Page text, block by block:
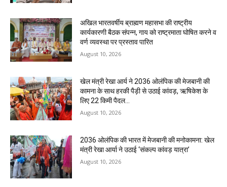
अखिल भारतवर्षीय ब्राह्मण महासभा की राष्ट्रीय
कार्यकारणी बैठक संपन्न, गाय को राष्ट्रमाता घोषित करने व
वर्ण व्यवस्था पर प्रस्ताव पारित
August 10, 2026
खेल मंत्री रेखा आर्य ने 2036 ओलंपिक की मेजबानी की
कामना के साथ हरकी पैड़ी से उठाई कांवड़, ऋषिकेश के
लिए 22 किमी पैदल...
August 10, 2026
2036 ओलंपिक की भारत में मेजबानी की मनोकामना: खेल
मंत्री रेखा आर्या ने उठाई ‘संकल्प कांवड़ यात्रा’
August 10, 2026